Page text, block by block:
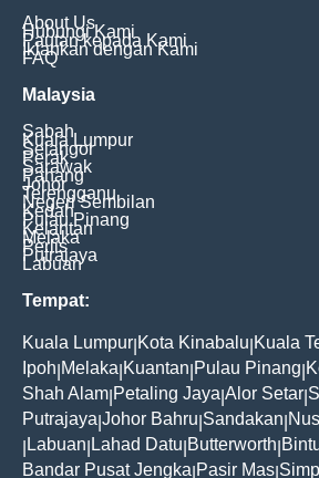
About Us
Hubungi Kami
Pautan kepada Kami
Iklankan dengan Kami
FAQ
Malaysia
Sabah
Kuala Lumpur
Selangor
Perak
Sarawak
Pahang
Johor
Terengganu
Negeri Sembilan
Kedah
Pulau Pinang
Kelantan
Melaka
Perlis
Putrajaya
Labuan
Tempat:
Kuala Lumpur Kota Kinabalu Kuala
Ipoh Melaka Kuantan Pulau Pinang
Shah Alam Petaling Jaya Alor Setar
Putrajaya Johor Bahru Sandakan
Labuan Lahad Datu Butterworth
Bandar Pusat Jengka Pasir Mas